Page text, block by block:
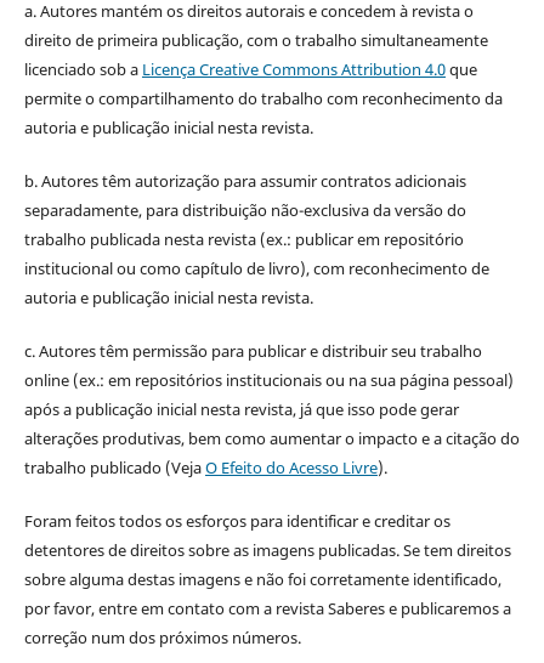
a. Autores mantém os direitos autorais e concedem à revista o
direito de primeira publicação, com o trabalho simultaneamente
licenciado sob a Licença Creative Commons Attribution 4.0que
permite o compartilhamento do trabalho com reconhecimento da
autoria e publicação inicial nesta revista.
b. Autores têm autorização para assumir contratos adicionais
separadamente, para distribuição não-exclusiva da versão do
trabalho publicada nesta revista (ex.: publicar em repositório
institucional ou como capítulo de livro), com reconhecimento de
autoria e publicação inicial nesta revista.
c. Autores têm permissão para publicar e distribuir seu trabalho
online (ex.: em repositórios institucionais ou na sua página pessoal)
após a publicação inicial nesta revista, já que isso pode gerar
alterações produtivas, bem como aumentar o impacto e a citação do
trabalho publicado (VejaO Efeito do Acesso Livre).
Foram feitos todos os esforços para identificar e creditar os
detentores de direitos sobre as imagens publicadas. Se tem direitos
sobre alguma destas imagens e não foi corretamente identificado,
por favor, entre em contato com a revista Saberes e publicaremos a
correção num dos próximos números.